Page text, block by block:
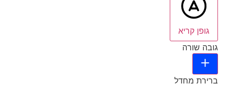
גופן קריא
גובה שורה
ברירת מחדל